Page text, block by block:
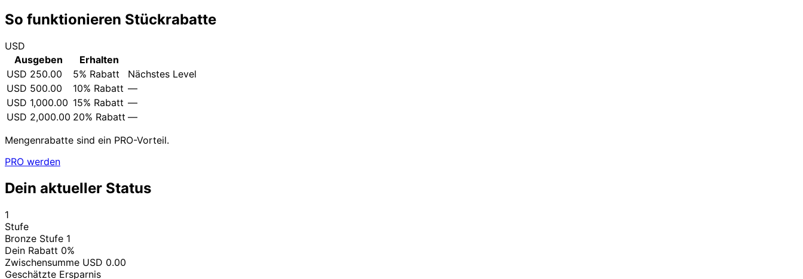
So funktionieren Stückrabatte
USD
Ausgeben
Erhalten
USD 250.00 5% Rabatt
Nächstes Level
USD 500.00 10% Rabatt —
USD 1,000.00 15% Rabatt —
USD 2,000.00 20% Rabatt —
Mengenrabatte sind ein PRO-Vorteil.
PRO werden
Dein aktueller Status
1
Stufe
Bronze Stufe 1
Dein Rabatt 0%
Zwischensumme USD 0.00
Geschätzte Ersparnis